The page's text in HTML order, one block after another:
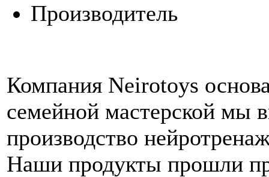
Производитель
Компания Neirotoys
семейной мастерской мы
производство
Наши продукты прошли